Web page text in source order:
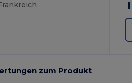
zum Produkt